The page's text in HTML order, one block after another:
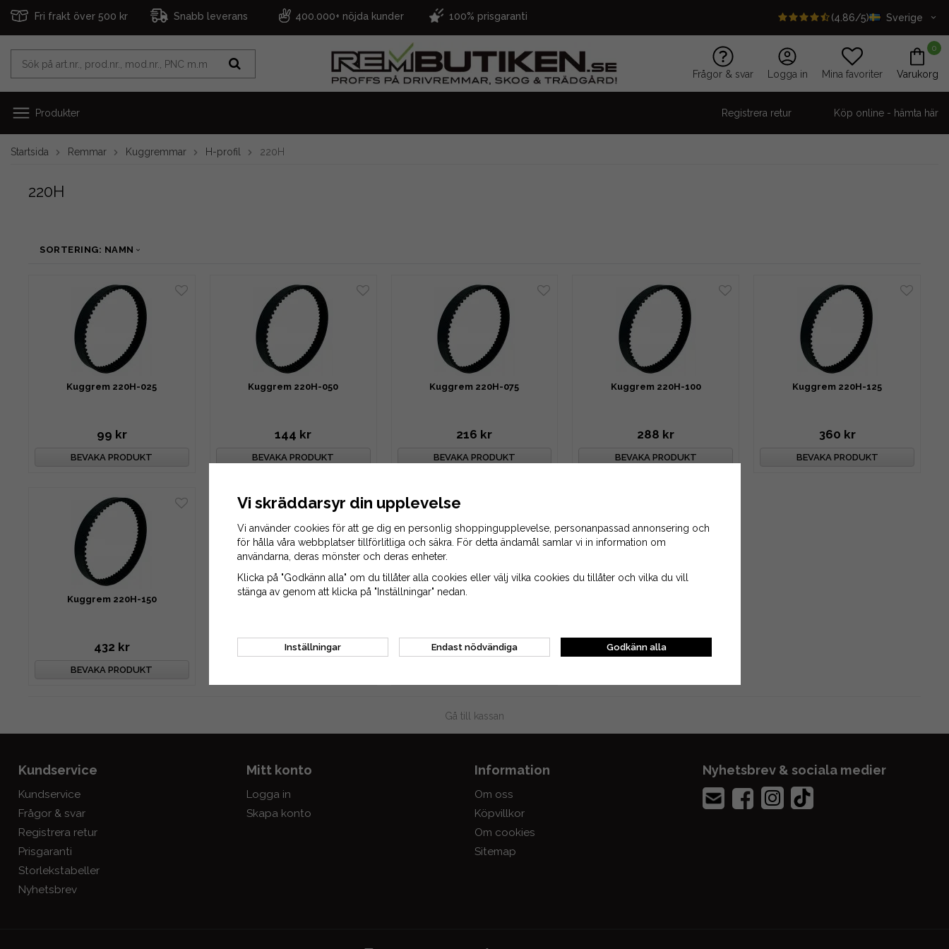
Fri frakt över 500 kr Snabb leverans 400.000+ nöjda kunder 100% prisgaranti (4.86/5) Sverige
Frågor & svar Logga in Mina favoriter
0
Varukorg
Produkter Registrera retur Köp online - hämta här
Startsida Remmar Kuggremmar H-profil 220H
220H
SORTERING: NAMN
Kuggrem 220H-025
99 kr
BEVAKA PRODUKT
Kuggrem 220H-050
144 kr
BEVAKA PRODUKT
Kuggrem 220H-075
216 kr
BEVAKA PRODUKT
Kuggrem 220H-100
288 kr
BEVAKA PRODUKT
Kuggrem 220H-125
360 kr
BEVAKA PRODUKT
Kuggrem 220H-150
432 kr
BEVAKA PRODUKT
Kuggrem 220H-175
504 kr 576 kr
Gå till kassan
Kundservice
Kundservice
Frågor & svar
Registrera retur
Prisgaranti
Storlekstabeller
Nyhetsbrev
Mitt konto
Logga in
Skapa konto
Information
Om oss
Köpvillkor
Om cookies
Sitemap
Nyhetsbrev & sociala medier
Vi skräddarsyr din upplevelse
Vi använder cookies för att ge dig en personlig shoppingupplevelse, personanpassad annonsering och
för hålla våra webbplatser tillförlitliga och säkra. För detta ändamål samlar vi in information om
användarna, deras mönster och deras enheter.
Klicka på "Godkänn alla" om du tillåter alla cookies eller välj vilka cookies du tillåter och vilka du vill
stänga av genom att klicka på "Inställningar" nedan.
Inställningar Endast nödvändiga Godkänn alla